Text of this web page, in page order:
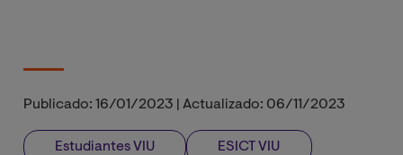
Publicado: 16/01/2023 Actualizado: 06/11/2023
Estudiantes VIU ESICT VIU